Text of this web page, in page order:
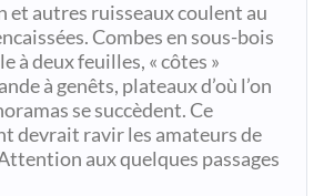
et autres ruisseaux coulent au
Combes en sous-bois
à deux feuilles, « côtes »
à genêts, plateaux d’où l’on
se succèdent. Ce
devrait ravir les amateurs de
aux quelques passages